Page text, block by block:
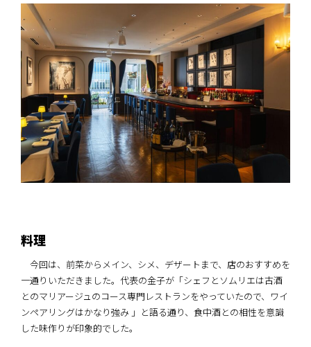
料理
今回は、前菜からメイン、シメ、デザートまで、店のおすすめを
一通りいただきました。代表の金子が「シェフとソムリエは古酒
とのマリアージュのコース専門レストランをやっていたので、ワイ
ンペアリングはかなり強み 」と語る通り、食中酒との相性を意識
した味作りが印象的でした。